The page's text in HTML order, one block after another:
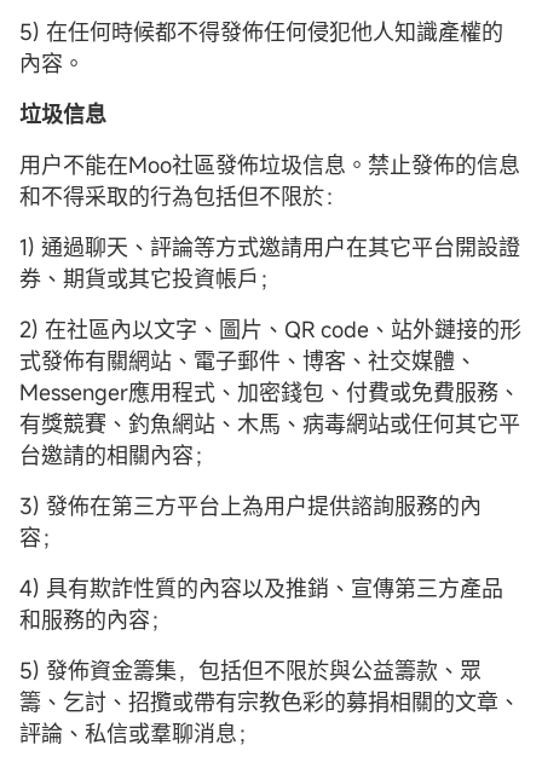
5) 在任何時候都不得發佈任何侵犯他人知識產權的
內容。
垃圾信息
用户不能在Moo社區發佈垃圾信息。禁止發佈的信息
和不得采取的行為包括但不限於：
1) 通過聊天、評論等方式邀請用户在其它平台開設證
券、期貨或其它投資帳戶；
2) 在社區內以文字、圖片、QR code、站外鏈接的形
式發佈有關網站、電子郵件、博客、社交媒體、
Messenger應用程式、加密錢包、付費或免費服務、
有獎競賽、釣魚網站、木馬、病毒網站或任何其它平
台邀請的相關內容；
3) 發佈在第三方平台上為用户提供諮詢服務的內
容；
4) 具有欺詐性質的內容以及推銷、宣傳第三方產品
和服務的內容；
5) 發佈資金籌集，包括但不限於與公益籌款、眾
籌、乞討、招攬或帶有宗教色彩的募捐相關的文章、
評論、私信或羣聊消息；